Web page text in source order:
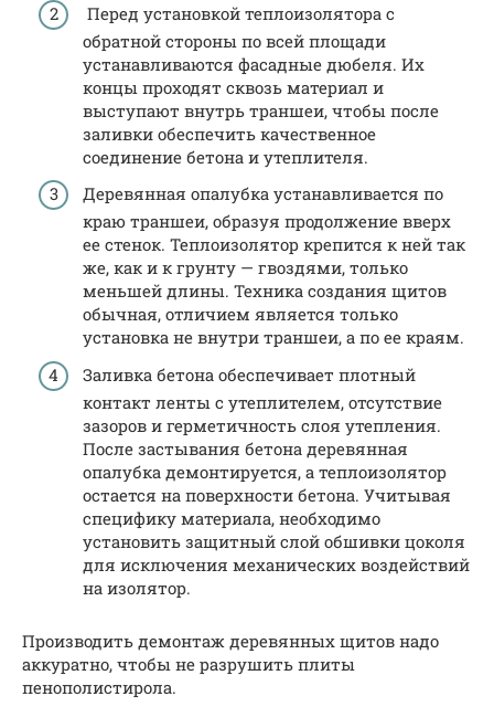
Перед установкой теплоизолятора с
обратной стороны по всей площади
устанавливаются фасадные дюбеля. Их
концы проходят сквозь материал и
выступают внутрь траншеи, чтобы после
заливки обеспечить качественное
соединение бетона и утеплителя.
Деревянная опалубка устанавливается по
краю траншеи, образуя продолжение вверх
ее стенок. Теплоизолятор крепится к ней так
же, как и к грунту — гвоздями, только
меньшей длины. Техника создания щитов
обычная, отличием является только
установка не внутри траншеи, а по ее краям.
Заливка бетона обеспечивает плотный
контакт ленты с утеплителем, отсутствие
зазоров и герметичность слоя утепления.
После застывания бетона деревянная
опалубка демонтируется, а теплоизолятор
остается на поверхности бетона. Учитывая
специфику материала, необходимо
установить защитный слой обшивки цоколя
для исключения механических воздействий
на изолятор.
Производить демонтаж деревянных щитов надо
аккуратно, чтобы не разрушить плиты
пенополистирола.